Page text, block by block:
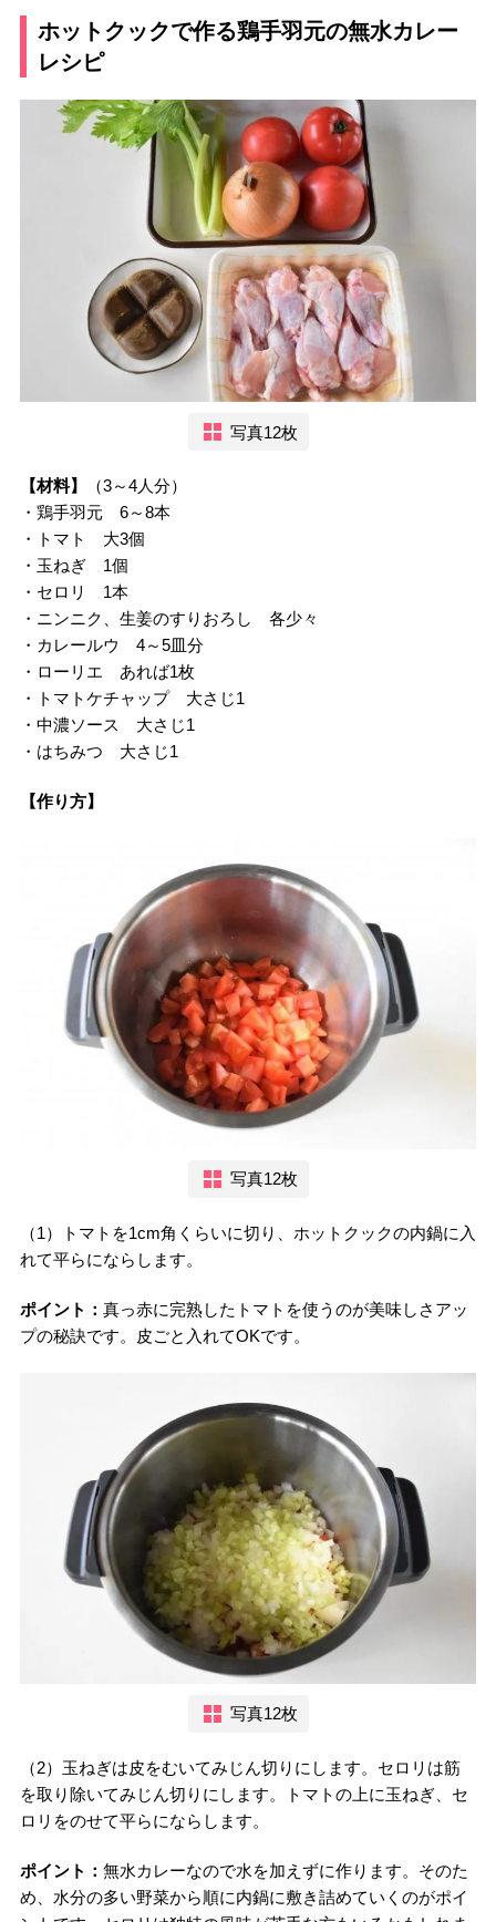
ホットクックで作る鶏手羽元の無水カレー
レシピ
写真12枚
【材料】
（3～4人分）
・鶏手羽元 6～8本
・トマト 大3個
・玉ねぎ 1個
・セロリ 1本
・ニンニク、生姜のすりおろし 各少々
・カレールウ 4～5皿分
・ローリエ あれば1枚
・トマトケチャップ 大さじ1
・中濃ソース 大さじ1
・はちみつ 大さじ1
【作り方】
写真12枚
（1）トマトを1cm角くらいに切り、ホットクックの内鍋に入
れて平らにならします。
ポイント： 真っ赤に完熟したトマトを使うのが美味しさアッ
プの秘訣です。皮ごと入れてOKです。
写真12枚
（2）玉ねぎは皮をむいてみじん切りにします。セロリは筋
を取り除いてみじん切りにします。トマトの上に玉ねぎ、セ
ロリをのせて平らにならします。
ポイント： 無水カレーなので水を加えずに作ります。そのた
め、水分の多い野菜から順に内鍋に敷き詰めていくのがポイ